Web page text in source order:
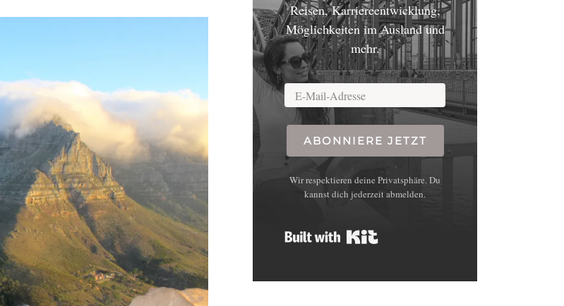
Reisen, Karriereentwicklung,
Möglichkeiten im Ausland und
mehr.
ABONNIERE JETZT
Wir respektieren deine Privatsphäre. Du
kannst dich jederzeit abmelden.